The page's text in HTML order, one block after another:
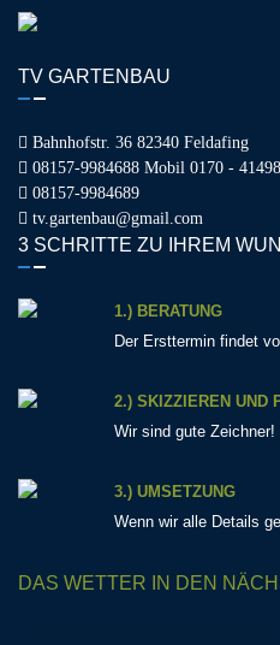
TV GARTENBAU
Bahnhofstr. 36 82340 Feldafing
08157-9984688 Mobil 0170 -
08157-9984689
tv.gartenbau@gmail.com
3 SCHRITTE ZU IHREM
1.) BERATUNG
Der Ersttermin findet
2.) SKIZZIEREN UND
Wir sind gute
3.) UMSETZUNG
Wenn wir alle Details
DAS WETTER IN DEN